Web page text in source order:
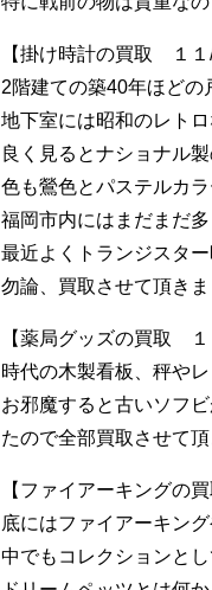
【掛け時計の買取 １１
2階建ての築40年ほどの
地下室には昭和のレト
良く見るとナショナル
色も鶯色とパステルカ
福岡市内にはまだまだ
最近よくトランジスター
勿論、買取させて頂き
【薬局グッズの買取
時代の木製看板、秤や
お邪魔すると古いソフ
たので全部買取させて
【ファイアーキングの
底にはファイアーキン
中でもコレクションと